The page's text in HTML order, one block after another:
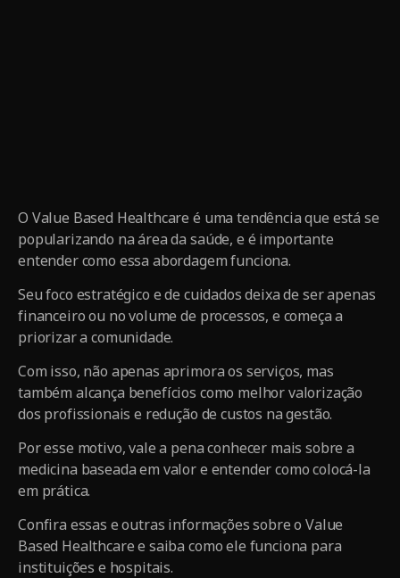
O Value Based Healthcare é uma tendência que está se
popularizando na área da saúde, e é importante
entender como essa abordagem funciona.
Seu foco estratégico e de cuidados deixa de ser apenas
financeiro ou no volume de processos, e começa a
priorizar a comunidade.
Com isso, não apenas aprimora os serviços, mas
também alcança benefícios como melhor valorização
dos profissionais e redução de custos na gestão.
Por esse motivo, vale a pena conhecer mais sobre a
medicina baseada em valor e entender como colocá-la
em prática.
Confira essas e outras informações sobre o Value
Based Healthcare e saiba como ele funciona para
instituições e hospitais.